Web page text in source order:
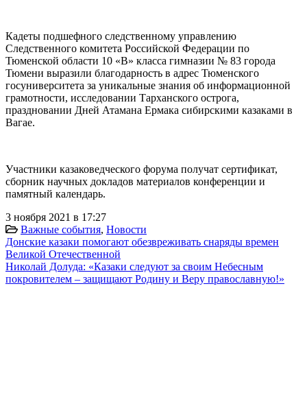
Кадеты подшефного следственному управлению
Следственного комитета Российской Федерации по
Тюменской области 10 «В» класса гимназии № 83 города
Тюмени выразили благодарность в адрес Тюменского
госуниверситета за уникальные знания об информационной
грамотности, исследовании Тарханского острога,
праздновании Дней Атамана Ермака сибирскими казаками в
Вагае.
Участники казаковедческого форума получат сертификат,
сборник научных докладов материалов конференции и
памятный календарь.
3 ноября 2021 в 17:27
Важные события, Новости
Донские казаки помогают обезвреживать снаряды времен
Великой Отечественной
Николай Долуда: «Казаки следуют за своим Небесным
покровителем – защищают Родину и Веру православную!»